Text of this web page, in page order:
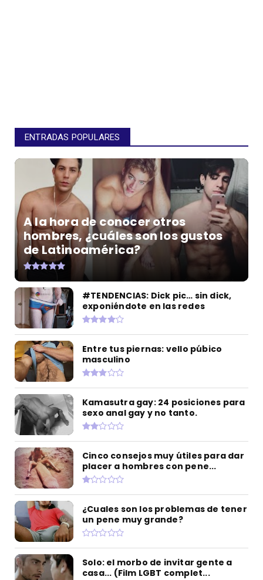
ENTRADAS POPULARES
A la hora de conocer otros
hombres, ¿cuáles son los gustos
de Latinoamérica?
#TENDENCIAS: Dick pic… sin dick,
exponiéndote en las redes
Entre tus piernas: vello púbico
masculino
Kamasutra gay: 24 posiciones para
sexo anal gay y no tanto.
Cinco consejos muy útiles para dar
placer a hombres con pene...
¿Cuales son los problemas de tener
un pene muy grande?
Solo: el morbo de invitar gente a
casa... (Film LGBT complet...